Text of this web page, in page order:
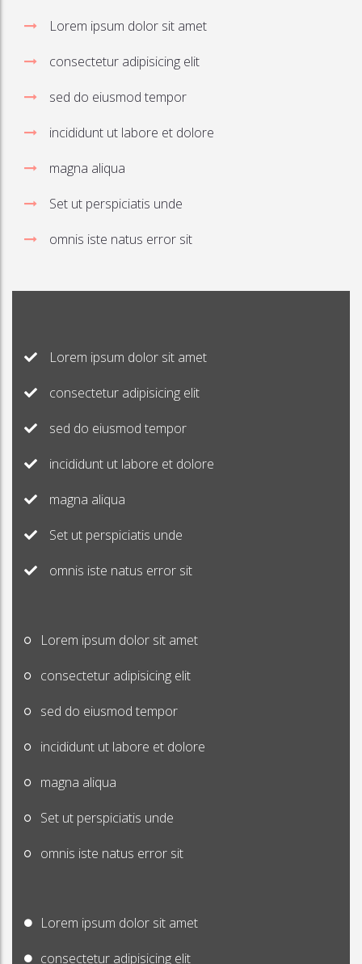
Lorem ipsum dolor sit amet
consectetur adipisicing elit
sed do eiusmod tempor
incididunt ut labore et dolore
magna aliqua
Set ut perspiciatis unde
omnis iste natus error sit
Lorem ipsum dolor sit amet
consectetur adipisicing elit
sed do eiusmod tempor
incididunt ut labore et dolore
magna aliqua
Set ut perspiciatis unde
omnis iste natus error sit
Lorem ipsum dolor sit amet
consectetur adipisicing elit
sed do eiusmod tempor
incididunt ut labore et dolore
magna aliqua
Set ut perspiciatis unde
omnis iste natus error sit
Lorem ipsum dolor sit amet
consectetur adipisicing elit